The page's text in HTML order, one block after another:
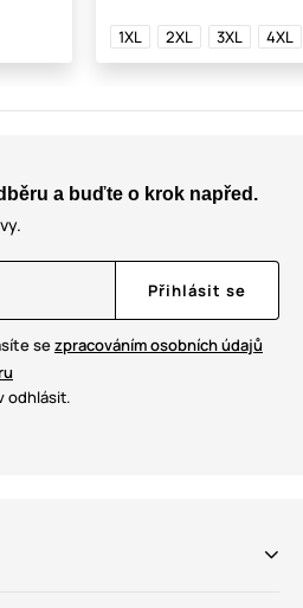
1XL 2XL 3XL 4XL
a buďte o krok napřed.
Přihlásit se
sezpracováním osobních údajů
odhlásit.